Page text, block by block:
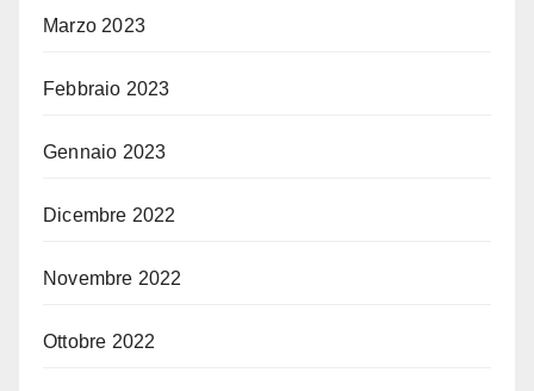
Marzo 2023
Febbraio 2023
Gennaio 2023
Dicembre 2022
Novembre 2022
Ottobre 2022